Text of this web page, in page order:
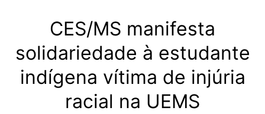
CES/MS manifesta
solidariedade à estudante
indígena vítima de injúria
racial na UEMS​